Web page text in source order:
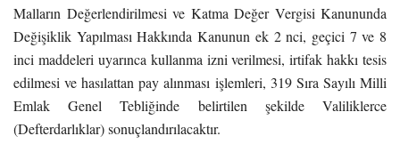
Malların Değerlendirilmesi ve Katma Değer Vergisi Kanununda
Değişiklik Yapılması Hakkında Kanunun ek 2 nci, geçici 7 ve 8
inci maddeleri uyarınca kullanma izni verilmesi, irtifak hakkı tesis
edilmesi ve hasılattan pay alınması işlemleri, 319 Sıra Sayılı Milli
Emlak Genel Tebliğinde belirtilen şekilde Valiliklerce
(Defterdarlıklar) sonuçlandırılacaktır.